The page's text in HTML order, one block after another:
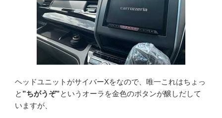
ヘッドユニットがサイバーXをなので、唯一これはちょっ
と ”ちがうぞ”というオーラを金色のボタンが醸しだして
いますが、